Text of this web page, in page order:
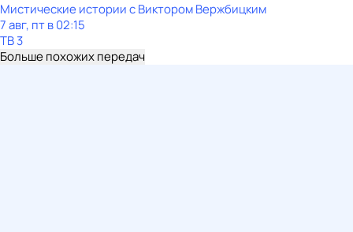
Мистические истории с Виктором Вержбицким
7 авг, пт в 02:15
ТВ 3
Больше похожих передач